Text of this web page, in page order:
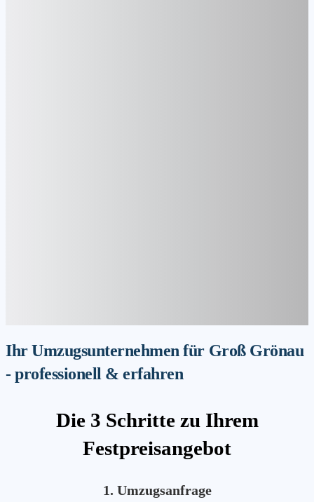
Ihr Umzugsunternehmen für Groß Grönau
- professionell & erfahren
Die 3 Schritte zu Ihrem
Festpreisangebot
1. Umzugsanfrage